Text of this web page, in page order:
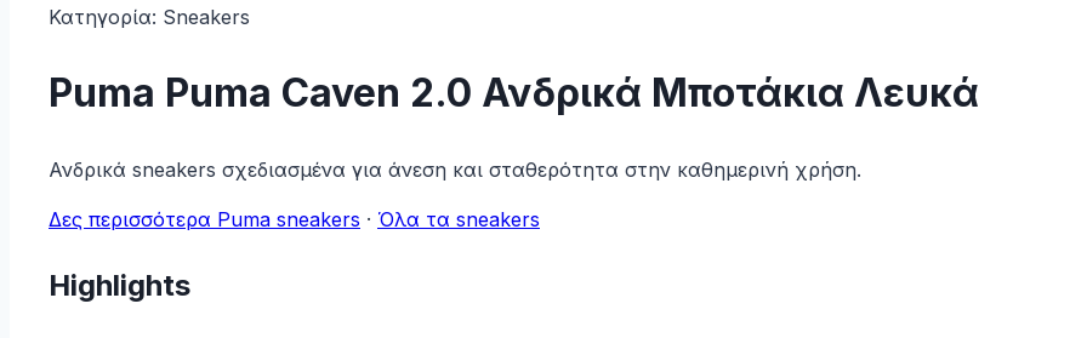
Κατηγορία: Sneakers
Puma Puma Caven 2.0 Ανδρικά Μποτάκια Λευκά
Ανδρικά sneakers σχεδιασμένα για άνεση και σταθερότητα στην καθημερινή χρήση.
Δες περισσότερα Puma sneakers · Όλα τα sneakers
Highlights